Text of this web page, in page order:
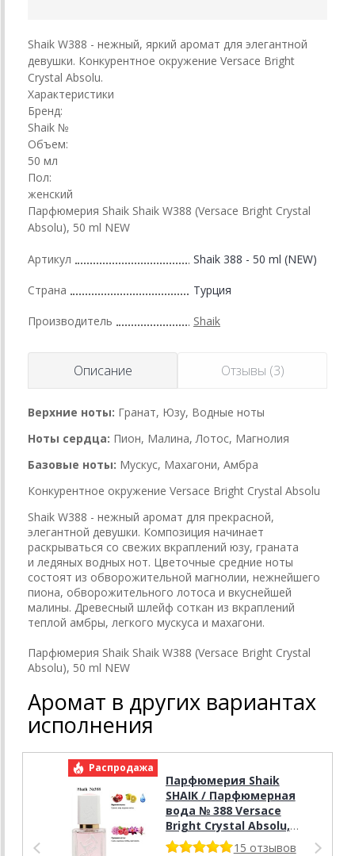
Shaik W388 - нежный, яркий аромат для элегантной
девушки. Конкурентное окружение Versace Bright
Crystal Absolu.
Характеристики
Бренд:
Shaik №
Объем:
50 мл
Пол:
женский
Парфюмерия Shaik Shaik W388 (Versace Bright Crystal
Absolu), 50 ml NEW
Артикул Shaik 388 - 50 ml (NEW)
Страна Турция
Производитель Shaik
Описание Отзывы (3)
Верхние ноты: Гранат, Юзу, Водные ноты
Ноты сердца: Пион, Малина, Лотос, Магнолия
Базовые ноты: Мускус, Махагони, Амбра
Конкурентное окружение Versace Bright Crystal Absolu
Shaik W388 - нежный аромат для прекрасной,
элегантной девушки. Композиция начинает
раскрываться со свежих вкраплений юзу, граната
и ледяных водных нот. Цветочные средние ноты
состоят из обворожительной магнолии, нежнейшего
пиона, обворожительного лотоса и вкуснейшей
малины. Древесный шлейф соткан из вкраплений
теплой амбры, легкого мускуса и махагони.
Парфюмерия Shaik Shaik W388 (Versace Bright Crystal
Absolu), 50 ml NEW
Аромат в других вариантах
исполнения
Распродажа
Парфюмерия Shaik
SHAIK / Парфюмерная
вода № 388 Versace
Bright Crystal Absolu,
50 мл
15 отзывов